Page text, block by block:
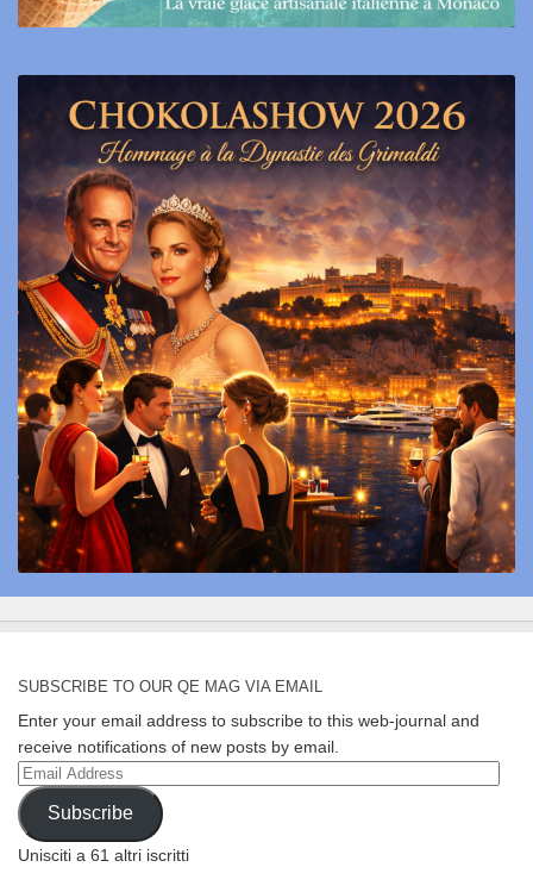
SUBSCRIBE TO OUR QE MAG VIA EMAIL
Enter your email address to subscribe to this web-journal and
receive notifications of new posts by email.
Email
Address
Subscribe
Unisciti a 61 altri iscritti